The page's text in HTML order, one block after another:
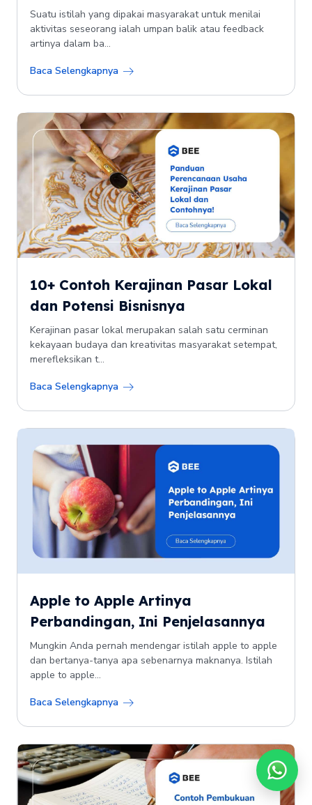
Suatu istilah yang dipakai masyarakat untuk menilai
aktivitas seseorang ialah umpan balik atau feedback
artinya dalam ba...
Baca Selengkapnya
10+ Contoh Kerajinan Pasar Lokal
dan Potensi Bisnisnya
Kerajinan pasar lokal merupakan salah satu cerminan
kekayaan budaya dan kreativitas masyarakat setempat,
merefleksikan t...
Baca Selengkapnya
Apple to Apple Artinya
Perbandingan, Ini Penjelasannya
Mungkin Anda pernah mendengar istilah apple to apple
dan bertanya-tanya apa sebenarnya maknanya. Istilah
apple to apple...
Baca Selengkapnya